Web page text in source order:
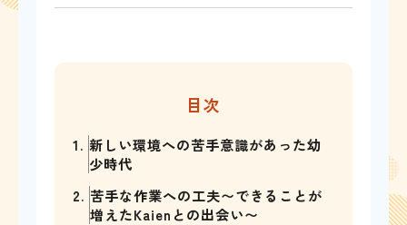
目次
1. 新しい環境への苦手意識があった幼
少時代
2. 苦手な作業への工夫〜できることが
増えたKaienとの出会い〜